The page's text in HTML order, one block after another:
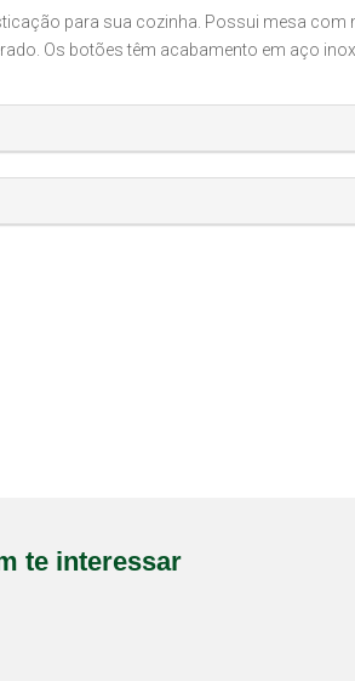
para sua cozinha. Possui mesa
Os botões têm acabamento em aço
te interessar